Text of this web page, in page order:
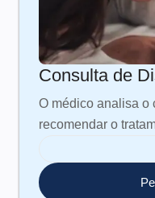
Consulta de
O médico analisa o
recomendar o